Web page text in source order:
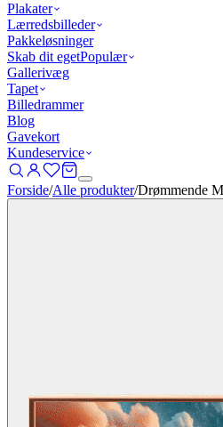
Plakater
Lærredsbilleder
Pakkeløsninger
Skab dit egetPopulær
Gallerivæg
Tapet
Billedrammer
Blog
Gavekort
Kundeservice
Forside/Alle produkter/Drømmende